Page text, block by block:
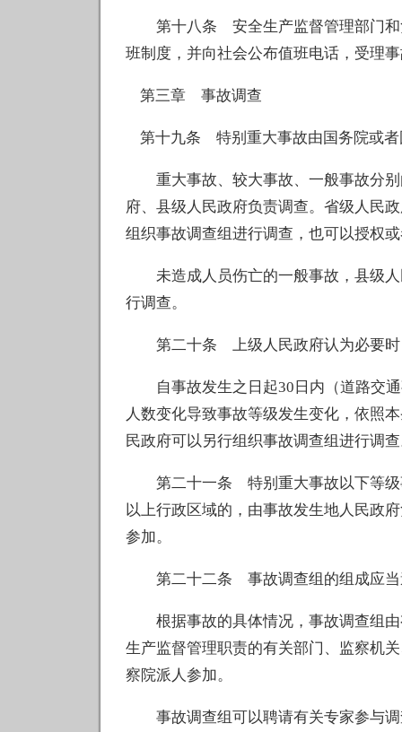
第十八条 安全生产监督管理部门和
班制度，并向社会公布值班电话，受理
第三章 事故调查
第十九条 特别重大事故由国务院或者
重大事故、较大事故、一般事故分别
府、县级人民政府负责调查。省级人民
组织事故调查组进行调查，也可以授权
未造成人员伤亡的一般事故，县级人
行调查。
第二十条 上级人民政府认为必要时
自事故发生之日起30日内（道路交通
人数变化导致事故等级发生变化，依照
民政府可以另行组织事故调查组进行调
第二十一条 特别重大事故以下等级
以上行政区域的，由事故发生地人民政
参加。
第二十二条 事故调查组的组成应当
根据事故的具体情况，事故调查组由
生产监督管理职责的有关部门、监察机
察院派人参加。
事故调查组可以聘请有关专家参与调